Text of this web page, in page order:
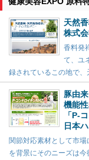
天然
株式
香料発
て、ユ
録されているこの地で、
豚由
機能
「P-
日本
関節対応素材として市
を背景にそのニーズは